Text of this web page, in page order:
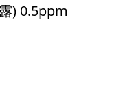
) 0.5ppm